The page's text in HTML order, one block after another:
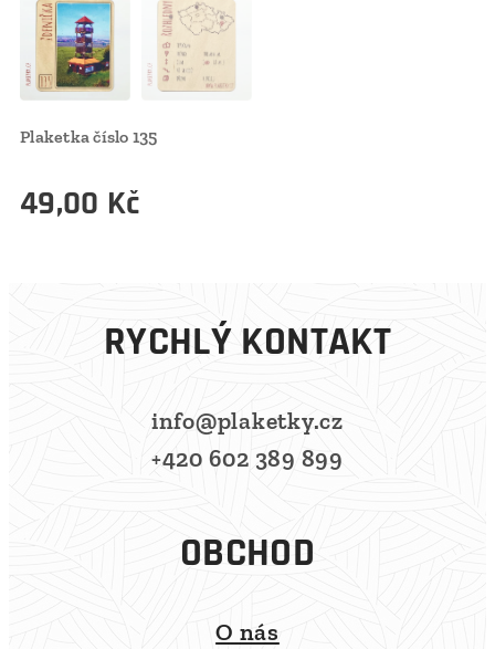
Plaketka číslo 135
49,00 Kč
RYCHLÝ KONTAKT
info@plaketky.cz
+420 602 389 899
OBCHOD
O nás